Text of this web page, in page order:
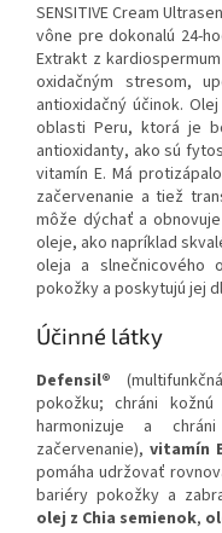
SENSITIVE Cream
vône pre dokonalú 24-
Extrakt z
oxidačným stresom,
antioxidačný účinok.
oblasti Peru, ktorá je
antioxidanty, ako sú
vitamín E. Má
začervenanie a tiež
môže dýchať a
oleje, ako napríklad
oleja a slnečnicového
pokožky a poskytujú jej
Účinné látky
Defensil®
pokožku; chráni
harmonizuje a
začervenanie), vitamín
pomáha udržovať
bariéry pokožky a
olej z Chia semienok,